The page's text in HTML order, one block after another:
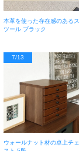
本革を使った存在感のあるス
ツール ブラック
7/13
ウォールナット材の卓上チェ